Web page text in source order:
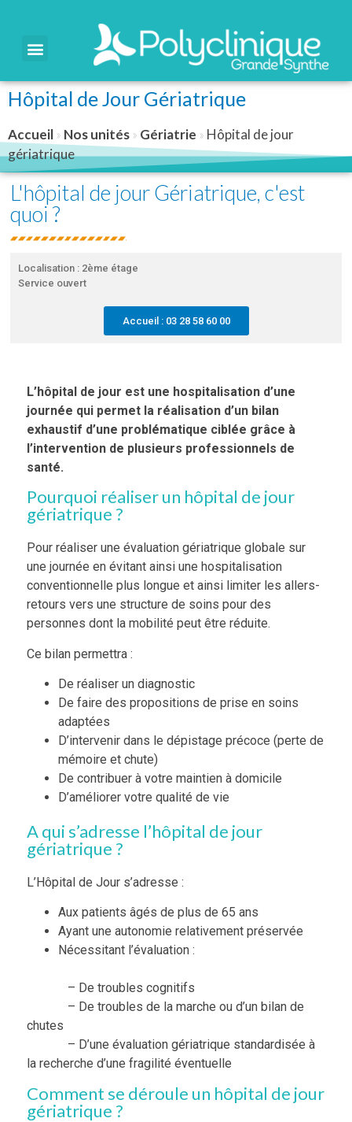
Hôpital de Jour Gériatrique
Accueil» Nos unités» Gériatrie » Hôpital de jour
gériatrique
L'hôpital de jour Gériatrique, c'est
quoi ?
Localisation : 2ème étage
Service ouvert
Accueil : 03 28 58 60 00
L’hôpital de jour est une hospitalisation d’une
journée qui permet la réalisation d’un bilan
exhaustif d’une problématique ciblée grâce à
l’intervention de plusieurs professionnels de
santé.
Pourquoi réaliser un hôpital de jour
gériatrique ?
Pour réaliser une évaluation gériatrique globale sur
une journée en évitant ainsi une hospitalisation
conventionnelle plus longue et ainsi limiter les allers-
retours vers une structure de soins pour des
personnes dont la mobilité peut être réduite.
Ce bilan permettra :
De réaliser un diagnostic
De faire des propositions de prise en soins
adaptées
D’intervenir dans le dépistage précoce (perte de
mémoire et chute)
De contribuer à votre maintien à domicile
D’améliorer votre qualité de vie
A qui s’adresse l’hôpital de jour
gériatrique ?
L’Hôpital de Jour s’adresse :
Aux patients âgés de plus de 65 ans
Ayant une autonomie relativement préservée
Nécessitant l’évaluation :
– De troubles cognitifs
– De troubles de la marche ou d’un bilan de
chutes
– D’une évaluation gériatrique standardisée à
la recherche d’une fragilité éventuelle
Comment se déroule un hôpital de jour
gériatrique ?